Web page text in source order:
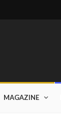
MAGAZINE